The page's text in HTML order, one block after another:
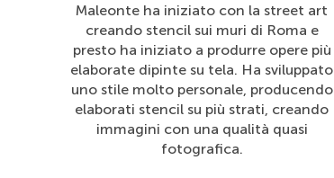
Maleonte ha iniziato con la street art
creando stencil sui muri di Roma e
presto ha iniziato a produrre opere più
elaborate dipinte su tela. Ha sviluppato
uno stile molto personale, producendo
elaborati stencil su più strati, creando
immagini con una qualità quasi
fotografica.